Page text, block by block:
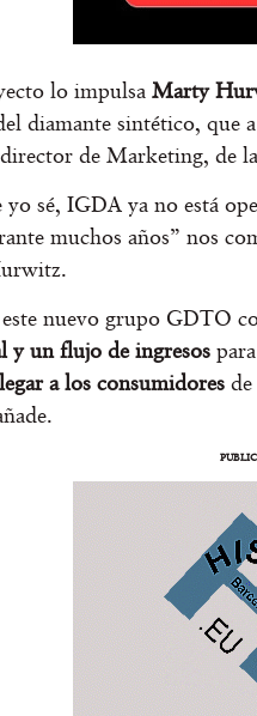
lo impulsa Marty
diamante sintético, que
de Marketing, de
yo sé, IGDA ya no está
muchos años” nos
nuevo grupo GDTO
y un flujo de ingresos
a los consumidores